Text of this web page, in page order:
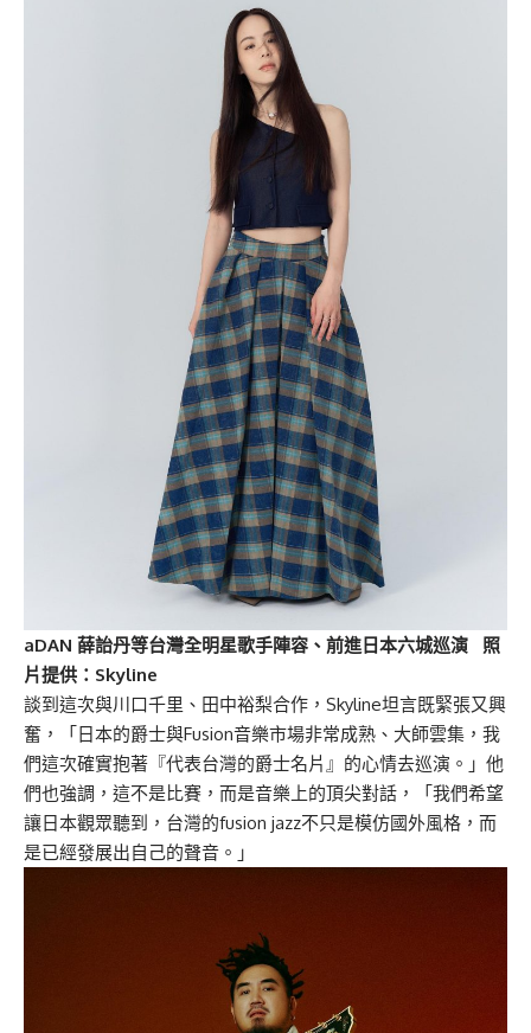
aDAN 薛詒丹等台灣全明星歌手陣容、前進日本六城巡演 照
片提供：Skyline
談到這次與川口千里、田中裕梨合作，Skyline坦言既緊張又興
奮，「日本的爵士與Fusion音樂市場非常成熟、大師雲集，我
們這次確實抱著『代表台灣的爵士名片』的心情去巡演。」他
們也強調，這不是比賽，而是音樂上的頂尖對話，「我們希望
讓日本觀眾聽到，台灣的fusion jazz不只是模仿國外風格，而
是已經發展出自己的聲音。」